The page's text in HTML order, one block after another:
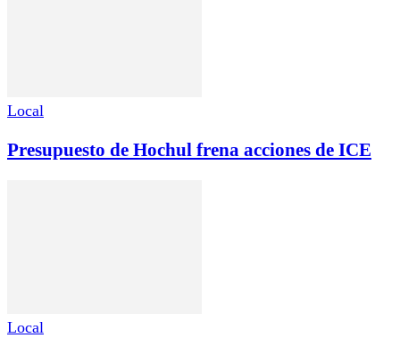
Local
Presupuesto de Hochul frena acciones de ICE
Local